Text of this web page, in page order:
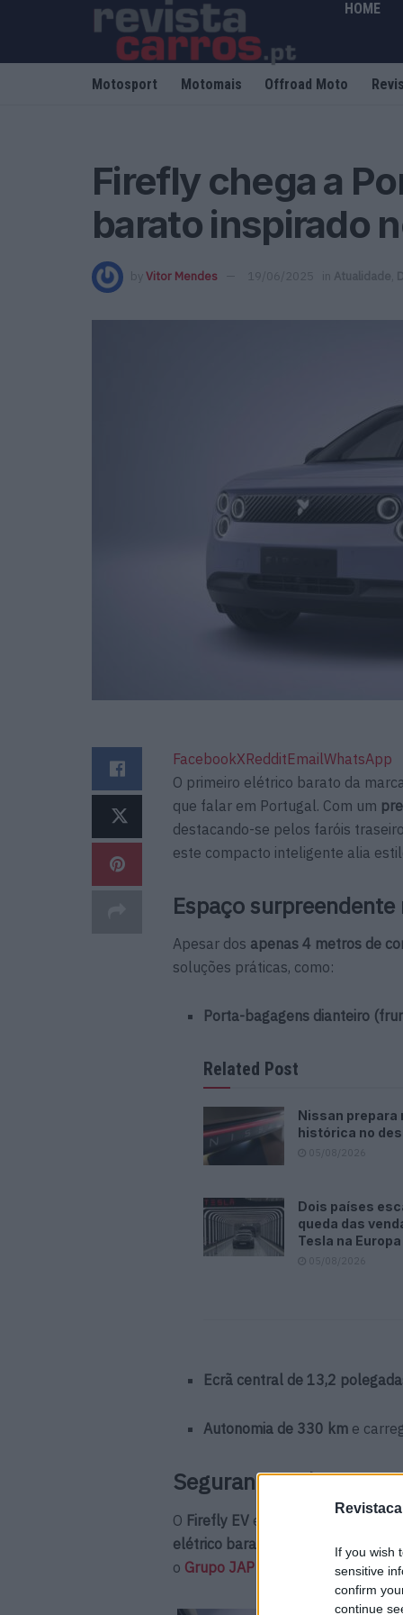
If you wish
sensitive
confirm
continue
HOME
Motosport Motomais Offroad Moto
Firefly chega a
barato inspirado
by Vitor Mendes 19/06/2025 in Atualidade
FacebookXRedditEmailWhatsApp
O primeiro elétrico barato da marca
que falar em Portugal. Com um
destacando-se pelos faróis
este compacto inteligente alia
Espaço
Apesar dos apenas 4 metros de
soluções práticas, como:
Porta-bagagens dianteiro
Related Post
Nissan prepara
histórica no
Dois países
queda das
Tesla na Europa
Ecrã central de 13,2
Autonomia de 330 km e
Segurança máxima e
O Firefly EV está a caminho de
elétrico barato dos mais seguros .
o Grupo JAP a liderar a